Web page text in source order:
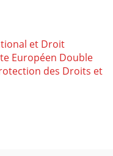
et Droit
Européen Double
des Droits et